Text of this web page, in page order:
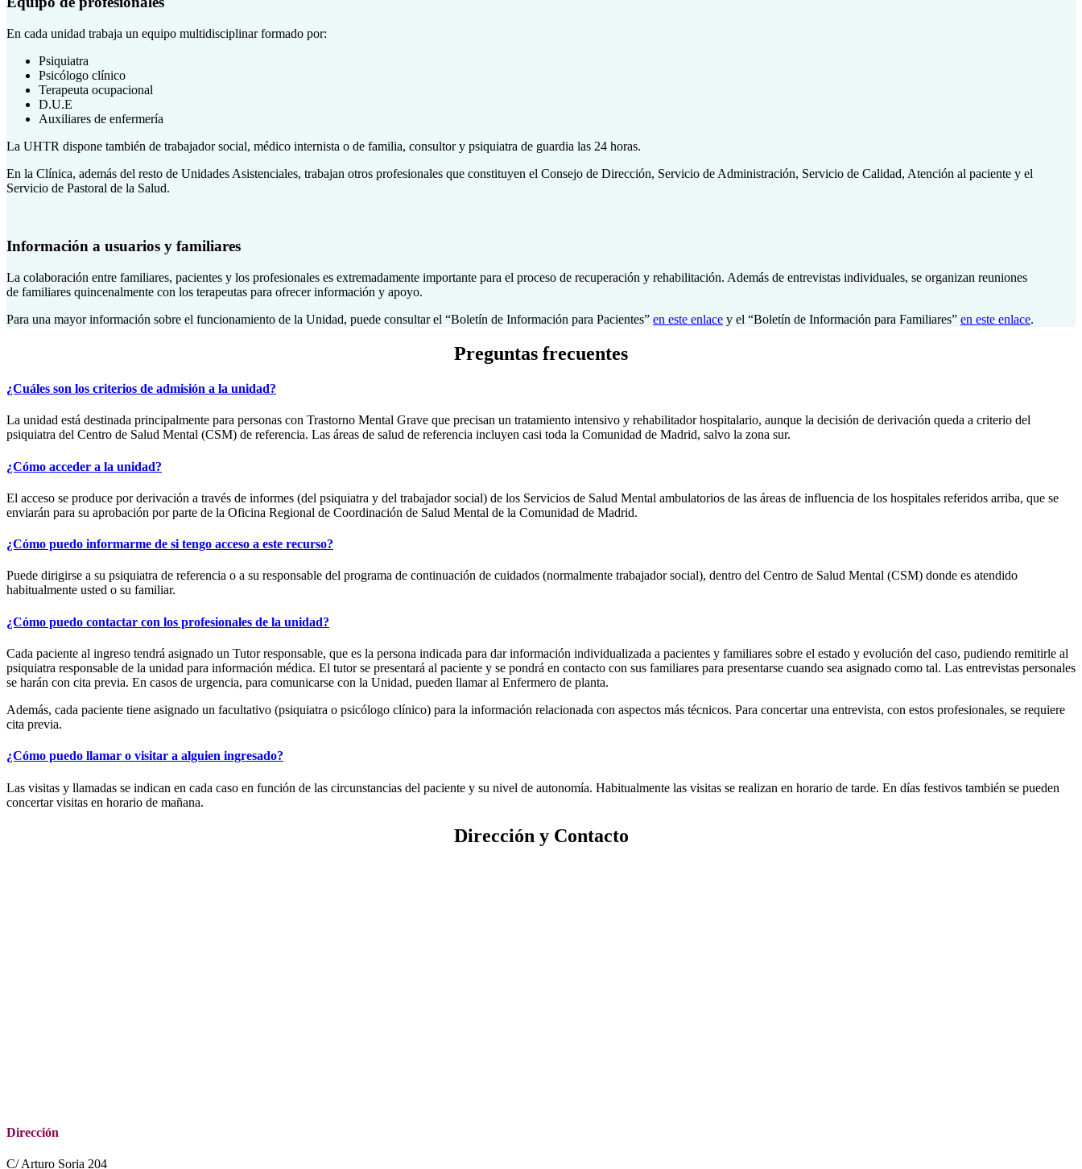
En cada unidad trabaja un equipo multidisciplinar formado por:
Psiquiatra
Psicólogo clínico
Terapeuta ocupacional
D.U.E
Auxiliares de enfermería
La UHTR dispone también de trabajador social, médico internista o de familia, consultor y psiquiatra de guardia las 24 horas.
En la Clínica, además del resto de Unidades Asistenciales, trabajan otros profesionales que constituyen el Consejo de Dirección, Servicio de Administración, Servicio de Calidad, Atención al paciente y el
Servicio de Pastoral de la Salud.
Información a usuarios y familiares
La colaboración entre familiares, pacientes y los profesionales es extremadamente importante para el proceso de recuperación y rehabilitación. Además de entrevistas individuales, se organizan reuniones
de familiares quincenalmente con los terapeutas para ofrecer información y apoyo.
Para una mayor información sobre el funcionamiento de la Unidad, puede consultar el “Boletín de Información para Pacientes” en este enlace y el “Boletín de Información para Familiares” en este enlace.
Preguntas frecuentes
¿Cuáles son los criterios de admisión a la unidad?
La unidad está destinada principalmente para personas con Trastorno Mental Grave que precisan un tratamiento intensivo y rehabilitador hospitalario, aunque la decisión de derivación queda a criterio del
psiquiatra del Centro de Salud Mental (CSM) de referencia. Las áreas de salud de referencia incluyen casi toda la Comunidad de Madrid, salvo la zona sur.
¿Cómo acceder a la unidad?
El acceso se produce por derivación a través de informes (del psiquiatra y del trabajador social) de los Servicios de Salud Mental ambulatorios de las áreas de influencia de los hospitales referidos arriba, que se
enviarán para su aprobación por parte de la Oficina Regional de Coordinación de Salud Mental de la Comunidad de Madrid.
¿Cómo puedo informarme de si tengo acceso a este recurso?
Puede dirigirse a su psiquiatra de referencia o a su responsable del programa de continuación de cuidados (normalmente trabajador social), dentro del Centro de Salud Mental (CSM) donde es atendido
habitualmente usted o su familiar.
¿Cómo puedo contactar con los profesionales de la unidad?
Cada paciente al ingreso tendrá asignado un Tutor responsable, que es la persona indicada para dar información individualizada a pacientes y familiares sobre el estado y evolución del caso, pudiendo remitirle al
psiquiatra responsable de la unidad para información médica. El tutor se presentará al paciente y se pondrá en contacto con sus familiares para presentarse cuando sea asignado como tal. Las entrevistas personales
se harán con cita previa. En casos de urgencia, para comunicarse con la Unidad, pueden llamar al Enfermero de planta.
Además, cada paciente tiene asignado un facultativo (psiquiatra o psicólogo clínico) para la información relacionada con aspectos más técnicos. Para concertar una entrevista, con estos profesionales, se requiere
cita previa.
¿Cómo puedo llamar o visitar a alguien ingresado?
Las visitas y llamadas se indican en cada caso en función de las circunstancias del paciente y su nivel de autonomía. Habitualmente las visitas se realizan en horario de tarde. En días festivos también se pueden
concertar visitas en horario de mañana.
Dirección y Contacto
Dirección
C/ Arturo Soria 204